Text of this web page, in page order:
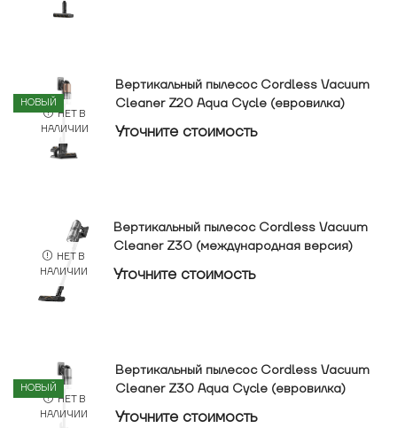
НОВЫЙ
НЕТ В
НАЛИЧИИ
Вертикальный пылесос Cordless Vacuum
Cleaner Z20 Aqua Cycle (евровилка)
Уточнитe стоимость
НЕТ В
НАЛИЧИИ
Вертикальный пылесос Cordless Vacuum
Cleaner Z30 (международная версия)
Уточнитe стоимость
НОВЫЙ
НЕТ В
НАЛИЧИИ
Вертикальный пылесос Cordless Vacuum
Cleaner Z30 Aqua Cycle (евровилка)
Уточнитe стоимость